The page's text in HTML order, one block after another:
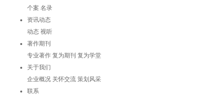
个案 名录
资讯动态
动态 视听
著作期刊
专业著作 复为期刊 复为学堂
关于我们
企业概况 关怀交流 策划风采
联系